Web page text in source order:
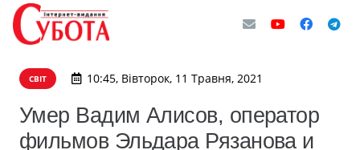
СВІТ 10:45, Вівторок, 11 Травня, 2021
Умер Вадим Алисов, оператор
фильмов Эльдара Рязанова и